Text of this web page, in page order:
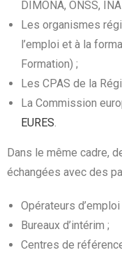
DIMONA, ONSS,
Les organismes
l’emploi et à la
Formation) ;
Les CPAS de la
La Commission
EURES.
Dans le même cadre,
échangées avec des
Opérateurs
Bureaux d’intérim ;
Centres de